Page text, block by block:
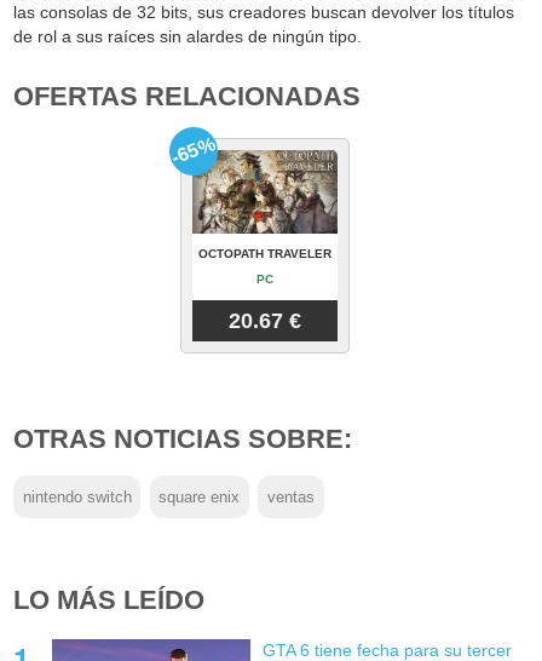
las consolas de 32 bits, sus creadores buscan devolver los títulos
de rol a sus raíces sin alardes de ningún tipo.
OFERTAS RELACIONADAS
OCTOPATH TRAVELER
PC
20.67 €
-65%
OTRAS NOTICIAS SOBRE:
nintendo switch square enix ventas
LO MÁS LEÍDO
GTA 6 tiene fecha para su tercer